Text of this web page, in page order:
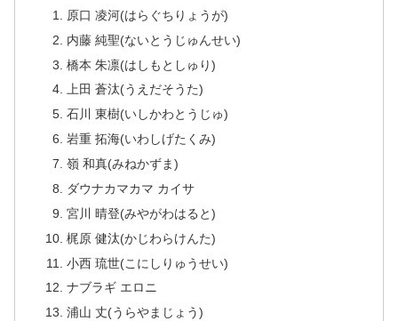
原口 凌河(はらぐちりょうが)
内藤 純聖(ないとうじゅんせい)
橋本 朱凛(はしもとしゅり)
上田 蒼汰(うえだそうた)
石川 東樹(いしかわとうじゅ)
岩重 拓海(いわしげたくみ)
嶺 和真(みねかずま)
ダウナカマカマ カイサ
宮川 晴登(みやがわはると)
梶原 健汰(かじわらけんた)
小西 琉世(こにしりゅうせい)
ナブラギ エロニ
浦山 丈(うらやまじょう)